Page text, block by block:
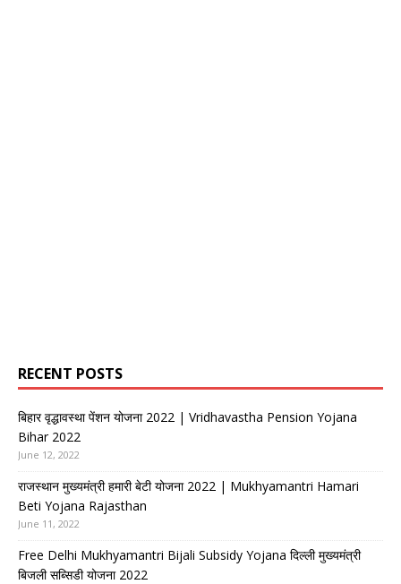
RECENT POSTS
बिहार वृद्धावस्था पेंशन योजना 2022 | Vridhavastha Pension Yojana
Bihar 2022
June 12, 2022
राजस्थान मुख्यमंत्री हमारी बेटी योजना 2022 | Mukhyamantri Hamari
Beti Yojana Rajasthan
June 11, 2022
Free Delhi Mukhyamantri Bijali Subsidy Yojana दिल्ली मुख्यमंत्री
बिजली सब्सिडी योजना 2022